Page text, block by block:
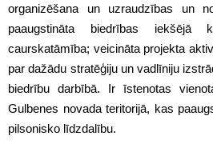
organizēšana un uzraudzības un
paaugstināta biedrības iekšējā
caurskatāmība; veicināta projekta
par dažādu stratēģiju un vadlīniju
biedrību darbībā. Ir īstenotas
Gulbenes novada teritorijā, kas
pilsonisko līdzdalību.